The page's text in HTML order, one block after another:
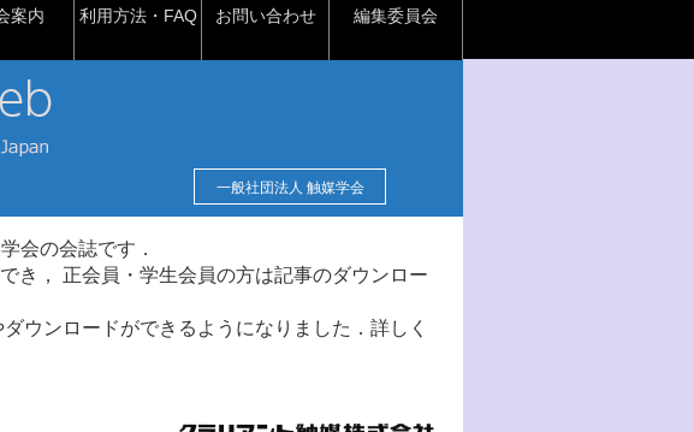
案内 利用方法・FAQ お問い合わせ 編集委員会
一般社団法人 触媒学会
会の会誌です．
き， 正会員・学生会員の方は記事のダウンロー
ウンロードができるようになりました．詳しく